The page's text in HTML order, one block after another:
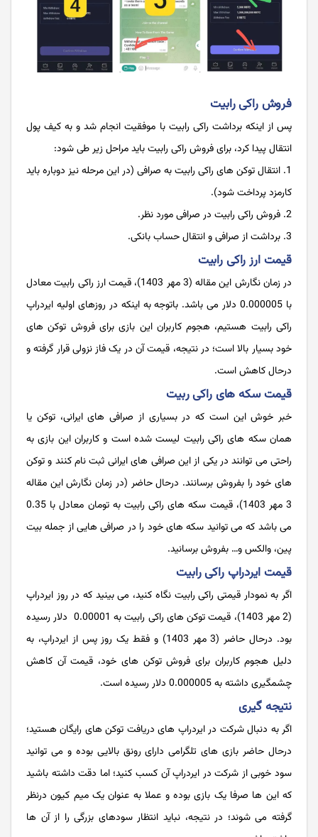
فروش راکی رابیت
پس از اینکه برداشت راکی رابیت با موفقیت انجام شد و به کیف پول
انتقال پیدا کرد، برای فروش راکی رابیت باید مراحل زیر طی شود:
انتقال توکن های راکی رابیت به صرافی (در این مرحله نیز دوباره باید
کارمزد پرداخت شود).
فروش راکی رابیت در صرافی مورد نظر.
برداشت از صرافی و انتقال حساب بانکی.
قیمت ارز راکی رابیت
در زمان نگارش این مقاله (3 مهر 1403)، قیمت ارز راکی رابیت معادل
با 0.000005 دلار می باشد. باتوجه به اینکه در روزهای اولیه ایردراپ
راکی رابیت هستیم، هجوم کاربران این بازی برای فروش توکن های
خود بسیار بالا است؛ در نتیجه، قیمت آن در یک فاز نزولی قرار گرفته و
درحال کاهش است.
قیمت سکه های راکی ربیت
خبر خوش این است که در بسیاری از صرافی های ایرانی، توکن یا
همان سکه های راکی رابیت لیست شده است و کاربران این بازی به
راحتی می توانند در یکی از این صرافی های ایرانی ثبت نام کنند و توکن
های خود را بفروش برسانند. درحال حاضر (در زمان نگارش این مقاله
3 مهر 1403)، قیمت سکه های راکی رابیت به تومان معادل با 0.35
می باشد که می توانید سکه های خود را در صرافی هایی از جمله بیت
پین، والکس و… بفروش برسانید.
قیمت ایردراپ راکی رابیت
اگر به نمودار قیمتی راکی رابیت نگاه کنید، می بینید که در روز ایردراپ
(2 مهر 1403)، قیمت توکن های راکی رابیت به 0.00001 دلار رسیده
بود. درحال حاضر (3 مهر 1403) و فقط یک روز پس از ایردراپ، به
دلیل هجوم کاربران برای فروش توکن های خود، قیمت آن کاهش
چشمگیری داشته به 0.000005 دلار رسیده است.
نتیجه گیری
اگر به دنبال شرکت در ایردراپ های دریافت توکن های رایگان هستید؛
درحال حاضر بازی های تلگرامی دارای رونق بالایی بوده و می توانید
سود خوبی از شرکت در ایردراپ آن کسب کنید؛ اما دقت داشته باشید
که این ها صرفا یک بازی بوده و عملا به عنوان یک میم کیون درنظر
گرفته می شوند؛ در نتیجه، نباید انتظار سودهای بزرگی را از آن ها